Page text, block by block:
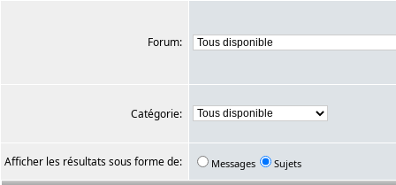
Forum:
Catégorie:
Afficher les résultats sous forme de: Messages Sujets